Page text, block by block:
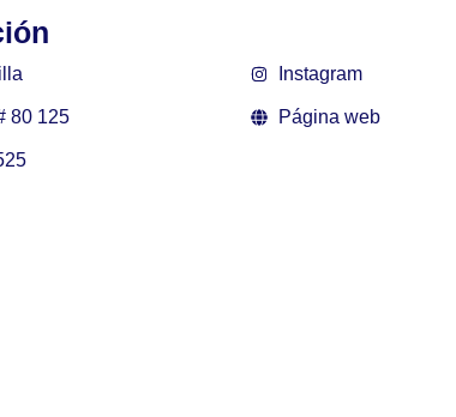
80 125
Instagram
Página web